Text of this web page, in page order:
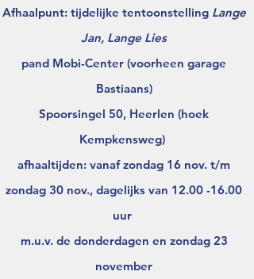
Afhaalpunt: tijdelijke tentoonstelling Lange
Jan, Lange Lies
pand Mobi-Center (voorheen garage
Bastiaans)
Spoorsingel 50, Heerlen (hoek
Kempkensweg)
afhaaltijden: vanaf zondag 16 nov. t/m
zondag 30 nov., dagelijks van 12.00 -16.00
uur
m.u.v. de donderdagen en zondag 23
november